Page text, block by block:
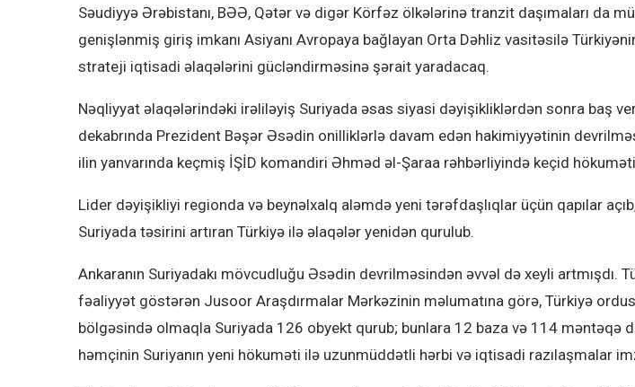
Səudiyyə Ərəbistanı, BƏƏ, Qətər və digər Körfəz ölkələrinə tranzit daşımaları da
genişlənmiş giriş imkanı Asiyanı Avropaya bağlayan Orta Dəhliz vasitəsilə
strateji iqtisadi əlaqələrini gücləndirməsinə şərait yaradacaq.
Nəqliyyat əlaqələrindəki irəliləyiş Suriyada əsas siyasi dəyişikliklərdən sonra baş
dekabrında Prezident Bəşər Əsədin onilliklərlə davam edən hakimiyyətinin
ilin yanvarında keçmiş İŞİD komandiri Əhməd əl-Şaraa rəhbərliyində keçid
Lider dəyişikliyi regionda və beynəlxalq aləmdə yeni tərəfdaşlıqlar üçün qapılar
Suriyada təsirini artıran Türkiyə ilə əlaqələr yenidən qurulub.
Ankaranın Suriyadakı mövcudluğu Əsədin devrilməsindən əvvəl də xeyli artmışdı.
fəaliyyət göstərən Jusoor Araşdırmalar Mərkəzinin məlumatına görə, Türkiyə
bölgəsində olmaqla Suriyada 126 obyekt qurub; bunlara 12 baza və 114 məntəqə
həmçinin Suriyanın yeni hökuməti ilə uzunmüddətli hərbi və iqtisadi razılaşmalar